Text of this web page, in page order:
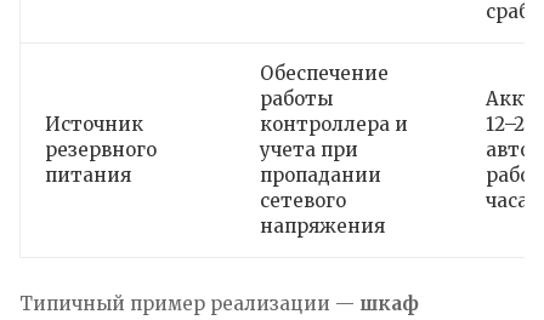
Источник
резервного
питания
Обеспечение
работы
контроллера и
учета при
пропадании
сетевого
напряжения
часа
Типичный пример реализации — шкаф